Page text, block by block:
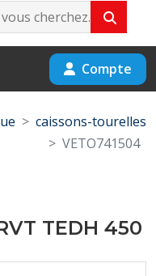
Compte
caissons-tourelles
VETO741504
TEDH 450